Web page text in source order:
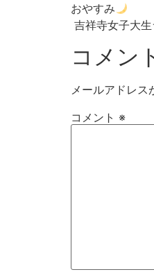
おやすみ
吉祥寺女子大
コメン
メールアドレス
コメント ※